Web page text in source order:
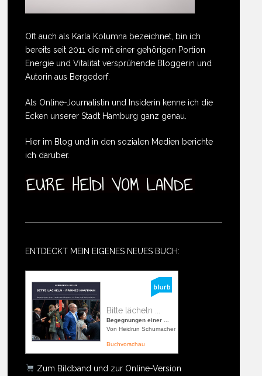
Oft auch als Karla Kolumna bezeichnet, bin ich
bereits seit 2011 die mit einer gehörigen Portion
Energie und Vitalität versprühende Bloggerin und
Autorin aus Bergedorf.
Als Online-Journalistin und Insiderin kenne ich die
Ecken unserer Stadt Hamburg ganz genau.
Hier im Blog und in den sozialen Medien berichte
ich darüber.
ENTDECKT MEIN EIGENES NEUES BUCH:
Bitte lächeln ...
Begegnungen einer ...
Von Heidrun Schumacher
Buchvorschau
Zum Bildband und zur Online-Version